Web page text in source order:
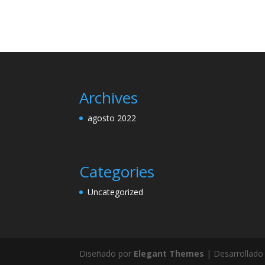
Archives
agosto 2022
Categories
Uncategorized
Diseñado por Elegant Themes |